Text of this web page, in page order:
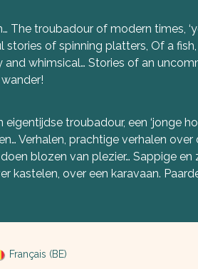
The troubadour of modern times,
stories of spinning platters, Of a
whimsical… Stories of an
eigentijdse troubadour, een
Verhalen, prachtige verhalen over
blozen van plezier… Sappige
kastelen, over een karavaan.
Français (BE)